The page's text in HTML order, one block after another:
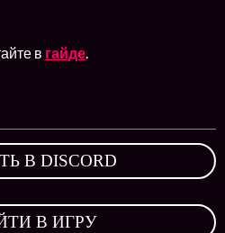
в гайде.
В DISCORD
В ИГРУ